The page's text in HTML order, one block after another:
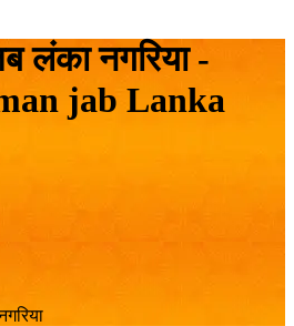
लंका नगरिया -
jab Lanka